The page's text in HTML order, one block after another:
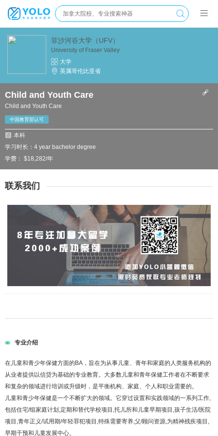
菲沙河谷大学（UFV）
University of Fraser Valley
大学
英属哥伦比亚省
Child and Youth Care
Child and Youth Care
中国教育部认可
本科
学习时长：4 year bachelor degree
学费： $18,282/年
联系我们
专业介绍
在儿童和青少年保健方面的BA，旨在为从事儿童、青年和家庭的人类服务机构的
从业者提供以信贷为基础的专业教育。大多数儿童和青年保健工作者在不断要求
和复杂的领域进行培训或升级时，是平衡机构、家庭、个人和职业需要的。
儿童和青少年保健是一个不断扩大的领域。它穿过设置和实践领域的一系列工作,
包括住宅/组家庭计划,定期和替代学校项目,托儿所和儿童早期项目,孩子生活/医院
项目,青年正义/试用期/年轻罪犯项目,特殊需要寄养,父/顾问资源,为精神残疾项目,
早期干预和儿童发展中心。